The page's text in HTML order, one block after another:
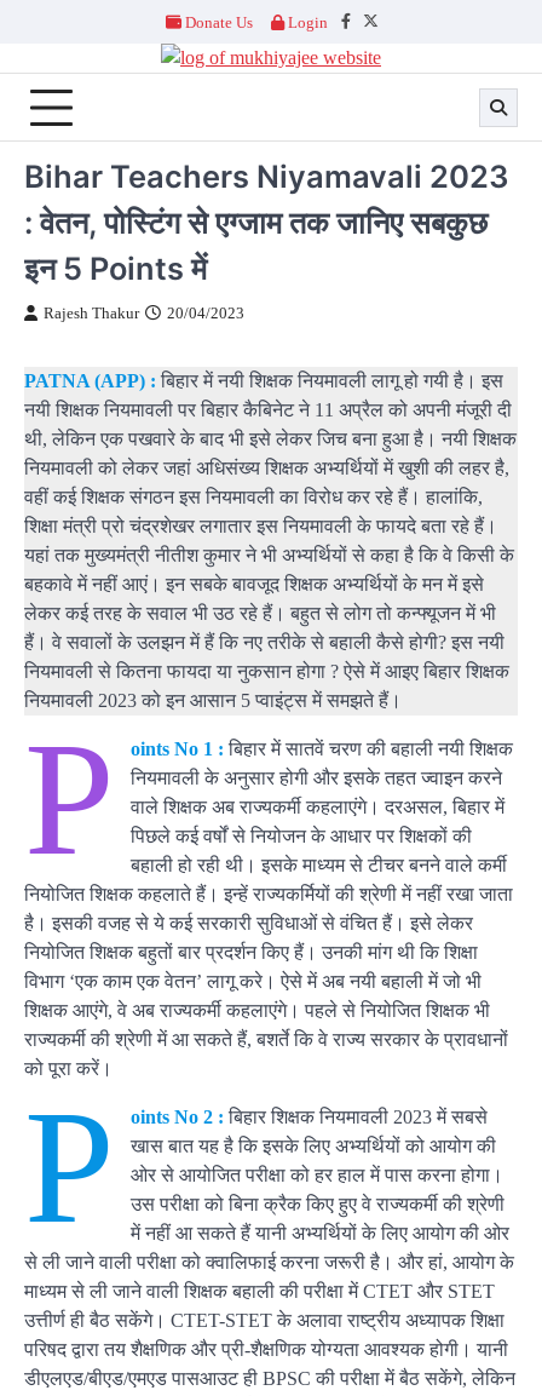
content
Donate Us Login
Facebook
Twitter
Bihar Teachers Niyamavali 2023
: वेतन, पोस्टिंग से एग्जाम तक जानिए सबकुछ
इन 5 Points में
Rajesh Thakur 20/04/2023
PATNA (APP) : बिहार में नयी शिक्षक नियमावली लागू हो गयी है। इस
नयी शिक्षक नियमावली पर बिहार कैबिनेट ने 11 अप्रैल को अपनी मंजूरी दी
थी, लेकिन एक पखवारे के बाद भी इसे लेकर जिच बना हुआ है। नयी शिक्षक
नियमावली को लेकर जहां अधिसंख्य शिक्षक अभ्यर्थियों में खुशी की लहर है,
वहीं कई शिक्षक संगठन इस नियमावली का विरोध कर रहे हैं। हालांकि,
शिक्षा मंत्री प्रो चंद्रशेखर लगातार इस नियमावली के फायदे बता रहे हैं।
यहां तक मुख्यमंत्री नीतीश कुमार ने भी अभ्यर्थियों से कहा है कि वे किसी के
बहकावे में नहीं आएं। इन सबके बावजूद शिक्षक अभ्यर्थियों के मन में इसे
लेकर कई तरह के सवाल भी उठ रहे हैं। बहुत से लोग तो कन्फ्यूजन में भी
हैं। वे सवालों के उलझन में हैं कि नए तरीके से बहाली कैसे होगी? इस नयी
नियमावली से कितना फायदा या नुकसान होगा ? ऐसे में आइए बिहार शिक्षक
नियमावली 2023 को इन आसान 5 प्वाइंट्स में समझते हैं।
P oints No 1 : बिहार में सातवें चरण की बहाली नयी शिक्षक
नियमावली के अनुसार होगी और इसके तहत ज्वाइन करने
वाले शिक्षक अब राज्यकर्मी कहलाएंगे। दरअसल, बिहार में
पिछले कई वर्षों से नियोजन के आधार पर शिक्षकों की
बहाली हो रही थी। इसके माध्यम से टीचर बनने वाले कर्मी
नियोजित शिक्षक कहलाते हैं। इन्हें राज्यकर्मियों की श्रेणी में नहीं रखा जाता
है। इसकी वजह से ये कई सरकारी सुविधाओं से वंचित हैं। इसे लेकर
नियोजित शिक्षक बहुतों बार प्रदर्शन किए हैं। उनकी मांग थी कि शिक्षा
विभाग ‘एक काम एक वेतन’ लागू करे। ऐसे में अब नयी बहाली में जो भी
शिक्षक आएंगे, वे अब राज्यकर्मी कहलाएंगे। पहले से नियोजित शिक्षक भी
राज्यकर्मी की श्रेणी में आ सकते हैं, बशर्ते कि वे राज्य सरकार के प्रावधानों
को पूरा करें।
P oints No 2 : बिहार शिक्षक नियमावली 2023 में सबसे
खास बात यह है कि इसके लिए अभ्यर्थियों को आयोग की
ओर से आयोजित परीक्षा को हर हाल में पास करना होगा।
उस परीक्षा को बिना क्रैक किए हुए वे राज्यकर्मी की श्रेणी
में नहीं आ सकते हैं यानी अभ्यर्थियों के लिए आयोग की ओर
से ली जाने वाली परीक्षा को क्वालिफाई करना जरूरी है। और हां, आयोग के
माध्यम से ली जाने वाली शिक्षक बहाली की परीक्षा में CTET और STET
उत्तीर्ण ही बैठ सकेंगे। CTET-STET के अलावा राष्ट्रीय अध्यापक शिक्षा
परिषद द्वारा तय शैक्षणिक और प्री-शैक्षणिक योग्यता आवश्यक होगी। यानी
डीएलएड/बीएड/एमएड पासआउट ही BPSC की परीक्षा में बैठ सकेंगे, लेकिन